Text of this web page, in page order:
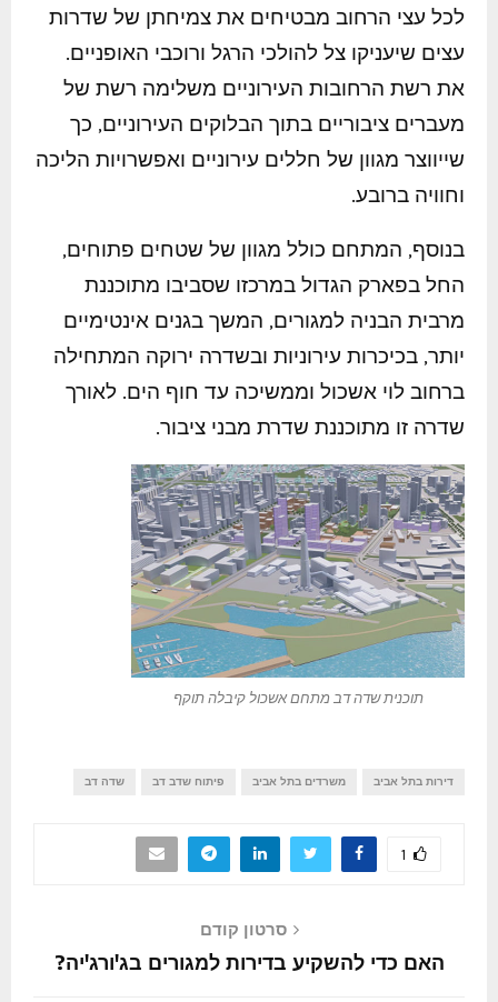
לכל עצי הרחוב מבטיחים את צמיחתן של שדרות
עצים שיעניקו צל להולכי הרגל ורוכבי האופניים.
את רשת הרחובות העירוניים משלימה רשת של
מעברים ציבוריים בתוך הבלוקים העירוניים, כך
שייווצר מגוון של חללים עירוניים ואפשרויות הליכה
וחוויה ברובע.
בנוסף, המתחם כולל מגוון של שטחים פתוחים,
החל בפארק הגדול במרכזו שסביבו מתוכננת
מרבית הבניה למגורים, המשך בגנים אינטימיים
יותר, בכיכרות עירוניות ובשדרה ירוקה המתחילה
ברחוב לוי אשכול וממשיכה עד חוף הים. לאורך
שדרה זו מתוכננת שדרת מבני ציבור.
תוכנית שדה דב מתחם אשכול קיבלה תוקף
דירות בתל אביב משרדים בתל אביב פיתוח שדב דב שדה דב
1
סרטון קודם
האם כדי להשקיע בדירות למגורים בג'ורג'יה?